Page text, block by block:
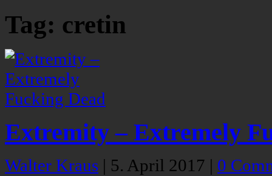
Tag: cretin
Extremity – Extremely
Walter Kraus | 5. April 2017 | 0